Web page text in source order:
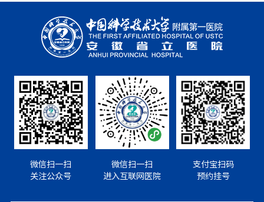
微信扫一扫
关注公众号
微信扫一扫
进入互联网医院
支付宝扫码
预约挂号